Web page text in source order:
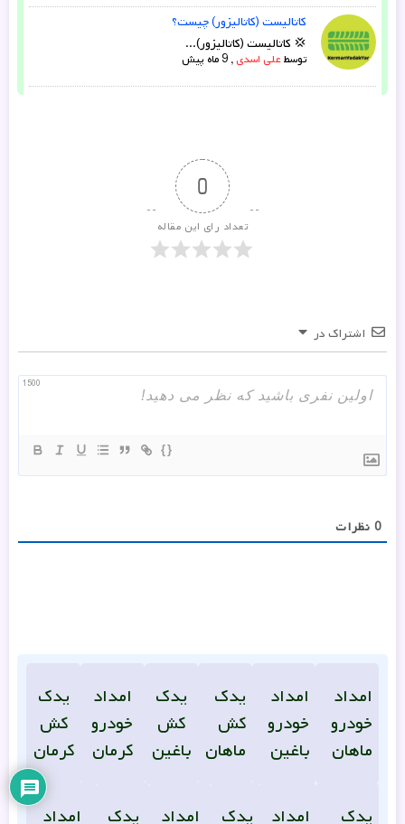
کاتالیست (کاتالیزور) چیست؟
💢 کاتالیست (کاتالیزور)...
توسطعلی اسدی, 9 ماه پیش
0
تعداد رای این مقاله
اشتراک در
1500
{}
0 نظرات
امداد
خودرو
ماهان
امداد
خودرو
باغین
یدک
کش
ماهان
یدک
کش
باغین
امداد
خودرو
کرمان
یدک
کش
کرمان
یدک امداد یدک امداد یدک امداد